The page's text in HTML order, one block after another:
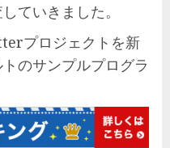
ていきました。
プロジェクトを新
のサンプルプログラ